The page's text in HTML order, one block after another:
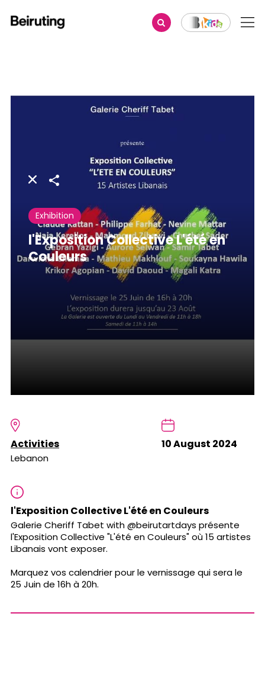
Share
Exhibition
l'Exposition Collective L'été en
Couleurs
Activities
Lebanon
10 August 2024
l'Exposition Collective L'été en Couleurs
Galerie Cheriff Tabet with @beirutartdays présente
l'Exposition Collective "L'été en Couleurs" où 15 artistes
Libanais vont exposer.
Marquez vos calendrier pour le vernissage qui sera le
25 Juin de 16h à 20h.